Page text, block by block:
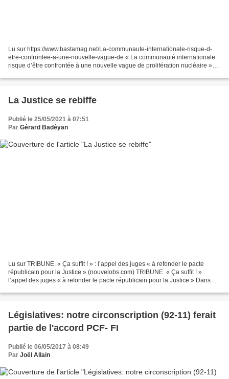
Lu sur https://www.bastamag.net/La-communaute-internationale-risque-d-
etre-confrontee-a-une-nouvelle-vague-de « La communauté internationale
risque d’être confrontée à une nouvelle vague de prolifération nucléaire »
La Justice se rebiffe
Publié le 25/05/2021 à 07:51
Par Gérard Badéyan
Lu sur TRIBUNE. « Ça suffit ! » : l’appel des juges « à refonder le pacte
républicain pour la Justice » (nouvelobs.com) TRIBUNE. « Ça suffit ! » :
l’appel des juges « à refonder le pacte républicain pour la Justice » Dans
Législatives: notre circonscription (92-11) ferait
partie de l'accord PCF- FI
Publié le 06/05/2017 à 08:49
Par Joël Allain